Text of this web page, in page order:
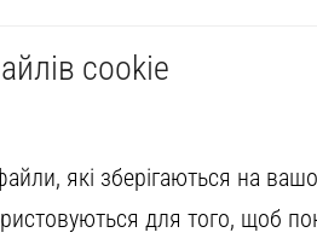
cookie
які зберігаються на
для того, щоб